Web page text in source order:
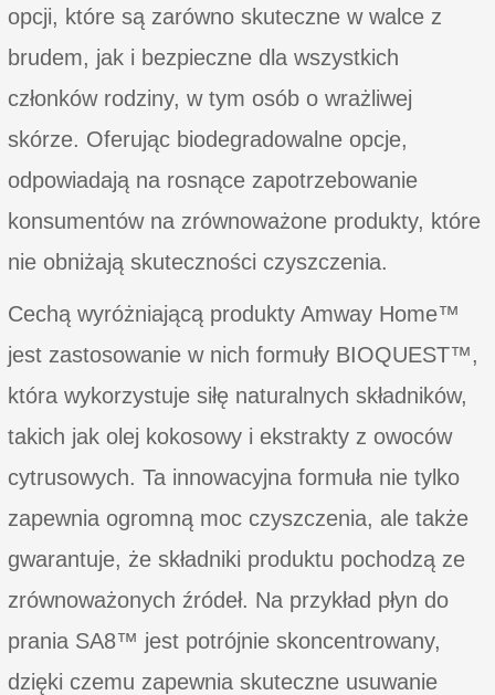
opcji, które są zarówno skuteczne w walce z
brudem, jak i bezpieczne dla wszystkich
członków rodziny, w tym osób o wrażliwej
skórze. Oferując biodegradowalne opcje,
odpowiadają na rosnące zapotrzebowanie
konsumentów na zrównoważone produkty, które
nie obniżają skuteczności czyszczenia.
Cechą wyróżniającą produkty Amway Home™
jest zastosowanie w nich formuły BIOQUEST™,
która wykorzystuje siłę naturalnych składników,
takich jak olej kokosowy i ekstrakty z owoców
cytrusowych. Ta innowacyjna formuła nie tylko
zapewnia ogromną moc czyszczenia, ale także
gwarantuje, że składniki produktu pochodzą ze
zrównoważonych źródeł. Na przykład płyn do
prania SA8™ jest potrójnie skoncentrowany,
dzięki czemu zapewnia skuteczne usuwanie